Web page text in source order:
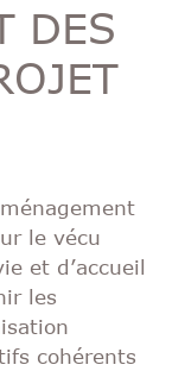
DES
le vécu
et d’accueil
les
cohérents